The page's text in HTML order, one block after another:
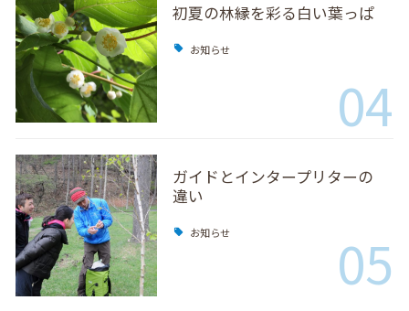
初夏の林縁を彩る白い葉っぱ
お知らせ
04
ガイドとインタープリターの
違い
お知らせ 05